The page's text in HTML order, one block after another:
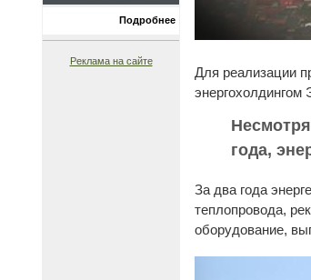
Подробнее
Реклама на сайте
Для реализации
энергохолдингом
года,
За два года
теплопровода,
оборудование,